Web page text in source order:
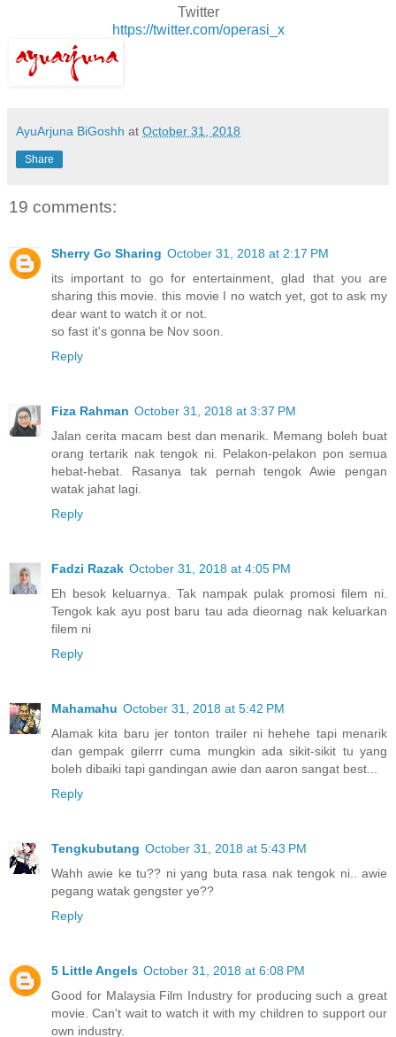
Twitter
https://twitter.com/operasi_x
AyuArjuna BiGoshh at October 31, 2018
Share
19 comments:
Sherry Go Sharing October 31, 2018 at 2:17 PM
its important to go for entertainment, glad that you are
sharing this movie. this movie I no watch yet, got to ask my
dear want to watch it or not.
so fast it's gonna be Nov soon.
Reply
Fiza Rahman October 31, 2018 at 3:37 PM
Jalan cerita macam best dan menarik. Memang boleh buat
orang tertarik nak tengok ni. Pelakon-pelakon pon semua
hebat-hebat. Rasanya tak pernah tengok Awie pengan
watak jahat lagi.
Reply
Fadzi Razak October 31, 2018 at 4:05 PM
Eh besok keluarnya. Tak nampak pulak promosi filem ni.
Tengok kak ayu post baru tau ada dieornag nak keluarkan
filem ni
Reply
Mahamahu October 31, 2018 at 5:42 PM
Alamak kita baru jer tonton trailer ni hehehe tapi menarik
dan gempak gilerrr cuma mungkin ada sikit-sikit tu yang
boleh dibaiki tapi gandingan awie dan aaron sangat best...
Reply
Tengkubutang October 31, 2018 at 5:43 PM
Wahh awie ke tu?? ni yang buta rasa nak tengok ni.. awie
pegang watak gengster ye??
Reply
5 Little Angels October 31, 2018 at 6:08 PM
Good for Malaysia Film Industry for producing such a great
movie. Can't wait to watch it with my children to support our
own industry.